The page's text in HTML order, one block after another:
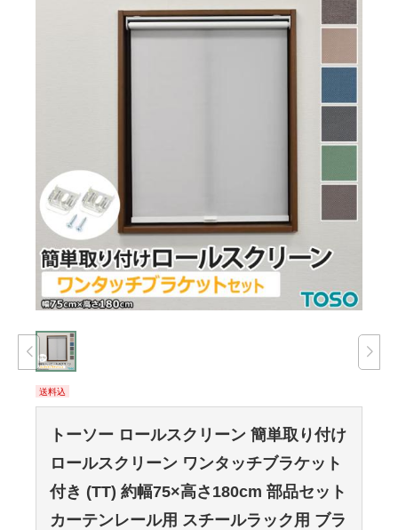
送料込
トーソー ロールスクリーン 簡単取り付け
ロールスクリーン ワンタッチブラケット
付き (TT) 約幅75×高さ180cm 部品セット
カーテンレール用 スチールラック用 ブラ